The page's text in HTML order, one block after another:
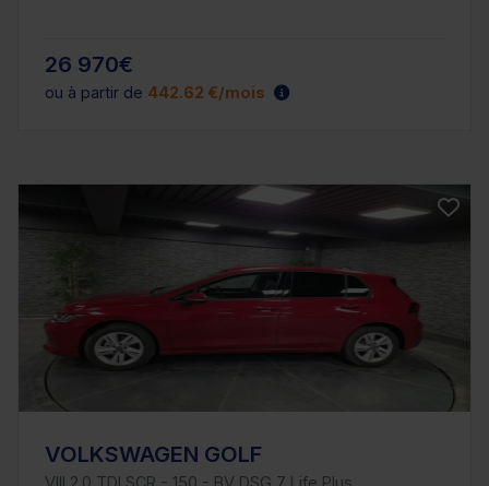
26 970€
ou à partir de 442.62 €/mois
VOLKSWAGEN GOLF